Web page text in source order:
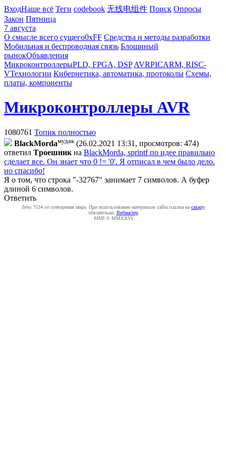
ВходНаше всё Теги codebook 无线电组件 Поиск Опросы
Закон Пятница
7 августа
О смысле всего сущего0xFF Средства и методы разработки
Мобильная и беспроводная связь Блошиный
рынокОбъявления
МикроконтроллерыPLD, FPGA, DSP AVRPICARM, RISC-
VТехнологии Кибернетика, автоматика, протоколы Схемы,
платы, компоненты
Микроконтроллеры AVR
1080761 Топик полностью
BlackMordaмудак (26.02.2021 13:31, просмотров: 474)
ответил Tpoeшник на BlackMorda, sprintf по идее правильно
сделает все. Он знает что 0 != '0'. Я отписал в чем было дело.
но спасибо!
Я о том, что строка "-32767" занимает 7 символов. А буфер
длиной 6 символов.
Ответить
Лето 7534 от сотворения мира. При использовании материалов сайта ссылка на caxapу
обязательна. Вебмастер
MMI © MMXXVI